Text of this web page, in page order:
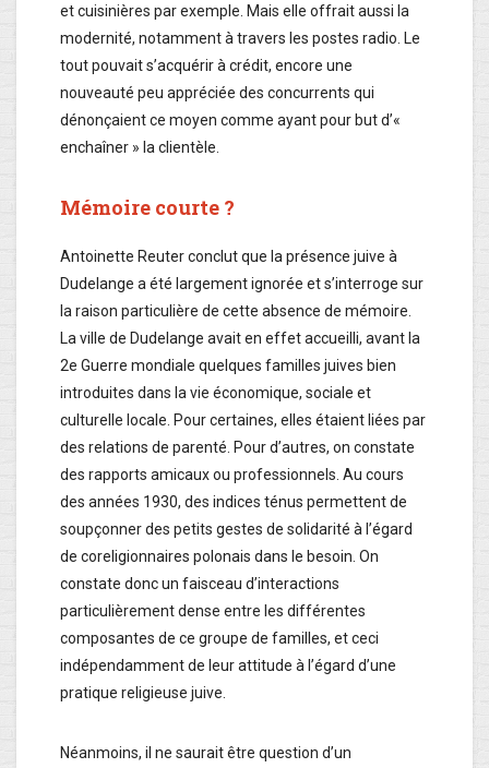
et cuisinières par exemple. Mais elle offrait aussi la
modernité, notamment à travers les postes radio. Le
tout pouvait s’acquérir à crédit, encore une
nouveauté peu appréciée des concurrents qui
dénonçaient ce moyen comme ayant pour but d’«
enchaîner » la clientèle.
Mémoire courte ?
Antoinette Reuter conclut que la présence juive à
Dudelange a été largement ignorée et s’interroge sur
la raison particulière de cette absence de mémoire.
La ville de Dudelange avait en effet accueilli, avant la
2e Guerre mondiale quelques familles juives bien
introduites dans la vie économique, sociale et
culturelle locale. Pour certaines, elles étaient liées par
des relations de parenté. Pour d’autres, on constate
des rapports amicaux ou professionnels. Au cours
des années 1930, des indices ténus permettent de
soupçonner des petits gestes de solidarité à l’égard
de coreligionnaires polonais dans le besoin. On
constate donc un faisceau d’interactions
particulièrement dense entre les différentes
composantes de ce groupe de familles, et ceci
indépendamment de leur attitude à l’égard d’une
pratique religieuse juive.
Néanmoins, il ne saurait être question d’un